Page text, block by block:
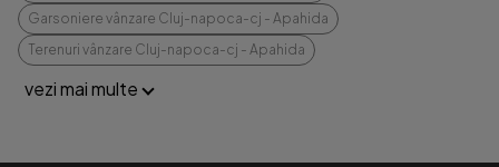
Garsoniere vânzare Cluj-napoca-cj - Apahida
Terenuri vânzare Cluj-napoca-cj - Apahida
vezi mai multe